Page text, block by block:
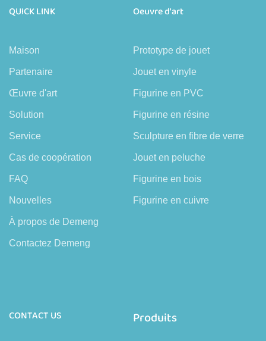
QUICK LINK
Maison
Partenaire
Œuvre d'art
Solution
Service
Cas de coopération
FAQ
Nouvelles
À propos de Demeng
Contactez Demeng
Oeuvre d'art
Prototype de jouet
Jouet en vinyle
Figurine en PVC
Figurine en résine
Sculpture en fibre de verre
Jouet en peluche
Figurine en bois
Figurine en cuivre
CONTACT US Produits